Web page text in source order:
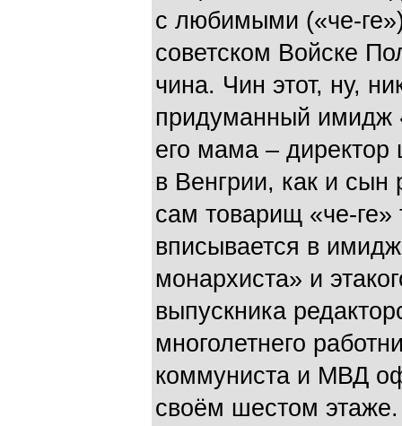
с любимыми («че-
советском Войске
чина. Чин этот, ну,
придуманный имидж
его мама – директор
в Венгрии, как и
сам товарищ «че-
вписывается в
монархиста» и
выпускника
многолетнего
коммуниста и МВД
своём шестом